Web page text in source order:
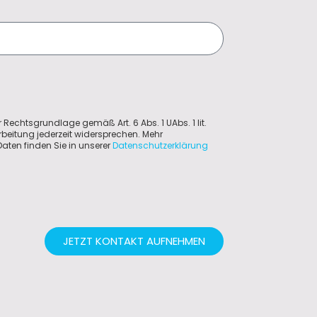
gemäß Art. 6 Abs. 1 UAbs. 1 lit.
jederzeit widersprechen. Mehr
finden Sie in unsererDatenschutzerklärung
JETZT KONTAKT AUFNEHMEN